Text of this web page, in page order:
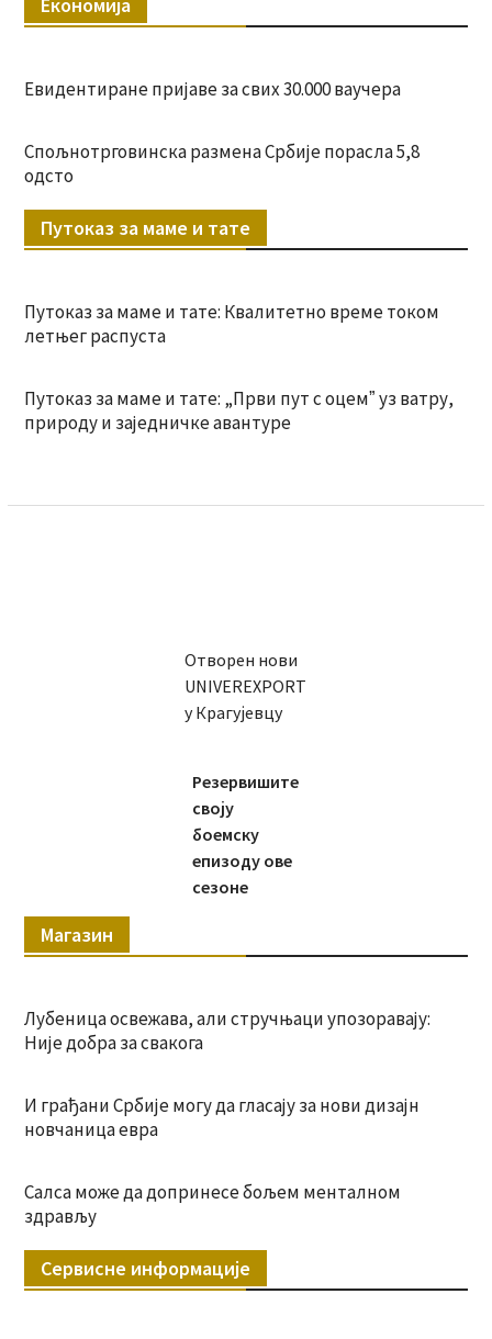
Евидентиране пријаве за свих 30.000 ваучера
Спољнотрговинска размена Србије порасла 5,8
одсто
Путоказ за маме и тате
Путоказ за маме и тате: Квалитетно време током
летњег распуста
Путоказ за маме и тате: „Први пут с оцемˮ уз ватру,
природу и заједничке авантуре
Отворен нови
UNIVEREXPORT
у Крагујевцу
Резервишите
своју
боемску
епизоду ове
сезоне
Магазин
Лубеница освежава, али стручњаци упозоравају:
Није добра за свакога
И грађани Србије могу да гласају за нови дизајн
новчаница евра
Салса може да допринесе бољем менталном
здрављу
Сервисне информације